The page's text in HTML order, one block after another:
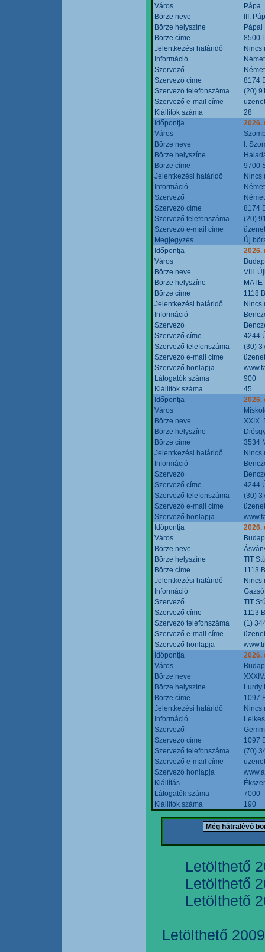
Város
Pápa
Börze neve
III.
Börze helyszíne
Pápai
Börze címe
8500
Jelentkezési határidő
Nincs
Információ
Szervező
Szervező címe
8174
Szervező telefonszáma
(20)
Szervező e-mail címe
Kiállítók száma
28
Időpontja
2026.
Város
Börze neve
I.
Börze helyszíne
Börze címe
9700
Jelentkezési határidő
Nincs
Információ
Szervező
Szervező címe
8174
Szervező telefonszáma
(20)
Szervező e-mail címe
Megjegyzés
Új
Időpontja
2026.
Város
Börze neve
VIII.
Börze helyszíne
Börze címe
1118
Jelentkezési határidő
Nincs
Információ
Szervező
Szervező címe
4244
Szervező telefonszáma
(30)
Szervező e-mail címe
Szervező honlapja
Látogatók száma
900
Kiállítók száma
45
Időpontja
2026.
Város
Börze neve
XXIX.
Börze helyszíne
Börze címe
3534
Jelentkezési határidő
Nincs
Információ
Szervező
Szervező címe
4244
Szervező telefonszáma
(30)
Szervező e-mail címe
Szervező honlapja
Időpontja
2026.
Város
Börze neve
Börze helyszíne
TIT
Börze címe
1113
Jelentkezési határidő
Nincs
Információ
Szervező
TIT
Szervező címe
1113
Szervező telefonszáma
(1)
Szervező e-mail címe
Szervező honlapja
Időpontja
2026.
Város
Börze neve
Börze helyszíne
Lurdy
Börze címe
1097
Jelentkezési határidő
Nincs
Információ
Szervező
Szervező címe
1097
Szervező telefonszáma
(70)
Szervező e-mail címe
Szervező honlapja
Kiállítás
Látogatók száma
7000
Kiállítók száma
190
Letölthető
Letölthető
Letölthető
Letölthető